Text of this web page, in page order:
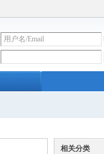
相关分类